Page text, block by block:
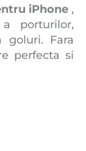
iPhone,
porturilor,
goluri. Fara
perfecta si